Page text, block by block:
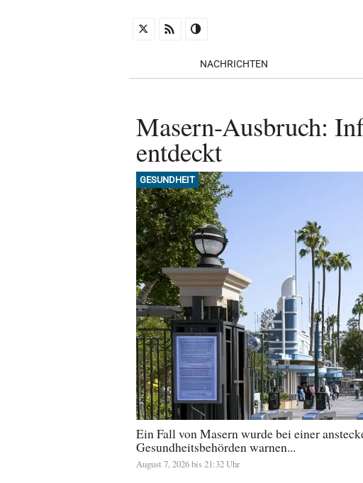
NACHRICHTEN
Masern-Ausbruch:
entdeckt
GESUNDHEIT
Ein Fall von Masern wurde bei einer
Gesundheitsbehörden warnen...
August 7, 2026 bis 21:32 Uhr